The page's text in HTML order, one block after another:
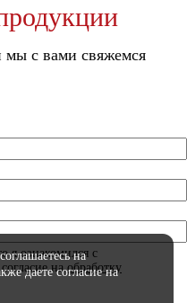
на
даете согласиена
мы с вами свяжемся
я ознакомился с
наобработку